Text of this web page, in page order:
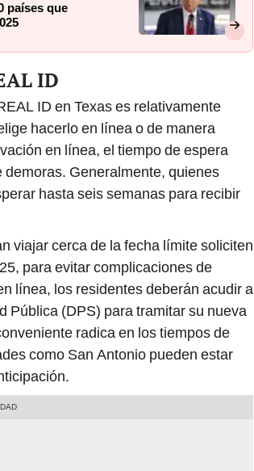
países que
ID
ID en Texas es relativamente
hacerlo en línea o de manera
en línea, el tiempo de espera
demoras. Generalmente, quienes
hasta seis semanas para recibir
viajar cerca de la fecha límite soliciten
para evitar complicaciones de
línea, los residentes deberán acudir a
Pública (DPS) para tramitar su nueva
radica en los tiempos de
como San Antonio pueden estar